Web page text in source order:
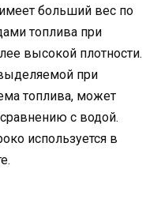
больший вес по
топлива при
высокой плотности.
при
топлива, может
с водой.
используется в